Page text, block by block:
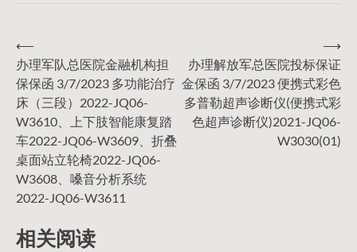
文
章
导
航
⟵
办理军队总医院金融机构担
保保函 3/7/2023 多功能治疗
床（三段）2022-JQ06-
W3610、上下肢智能康复踏
车2022-JQ06-W3609、折叠
桌面站立轮椅2022-JQ06-
W3608、嗓音分析系统
2022-JQ06-W3611
办理解放军总医院投标保证
金保函 3/7/2023 便携式彩色
多普勒超声诊断仪(便携式彩
色超声诊断仪)2021-JQ06-
W3030(01)
⟶
相关阅读